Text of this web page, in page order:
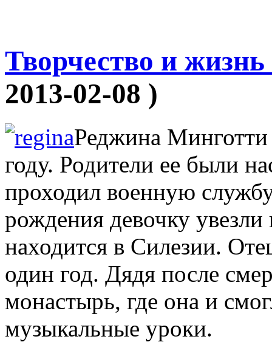
Творчество и
2013-02-08 )
Реджина Минготти
году. Родители ее были
проходил военную
рождения девочку
находится в Силезии.
один год. Дядя после
монастырь, где она и
музыкальные уроки.